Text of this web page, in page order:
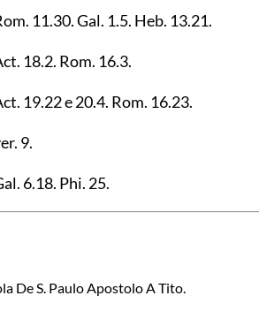
11.30. Gal. 1.5. Heb. 13.21.
18.2. Rom. 16.3.
19.22e20.4. Rom. 16.23.
9.
6.18. Phi. 25.
De S. Paulo Apostolo A Tito.